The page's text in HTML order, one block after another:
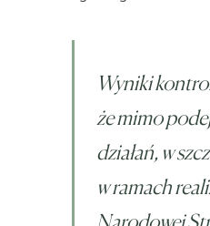
Wyniki
że mimo
działań, w
w ramach
Narodowej